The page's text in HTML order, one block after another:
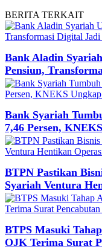
BERITA TERKAIT
Bank Aladin
Pensiun,
Bank Syariah
7,46 Persen,
BTPN Pastikan
Syariah Ventura
BTPS Masuki
OJK Terima Surat